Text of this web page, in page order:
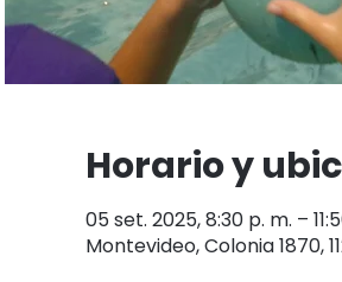
Horario y
05 set. 2025, 8:30 p. m. –
Montevideo, Colonia 1870,